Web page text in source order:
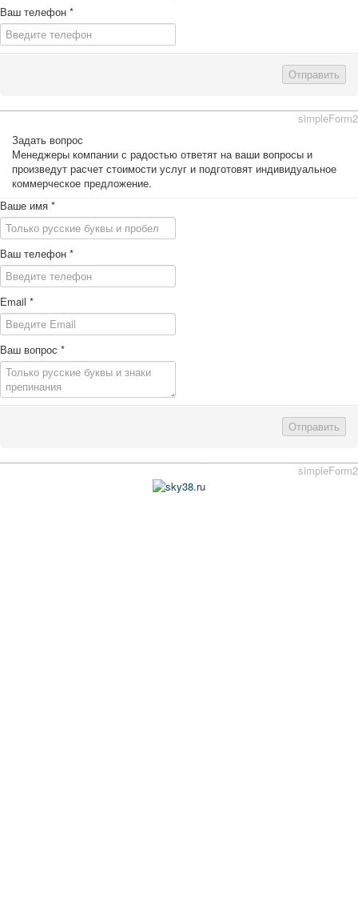
Ваш телефон *
Отправить
simpleForm2
Задать вопрос
Менеджеры компании с радостью ответят на ваши вопросы и
произведут расчет стоимости услуг и подготовят индивидуальное
коммерческое предложение.
Ваше имя *
Ваш телефон *
Email *
Ваш вопрос *
Отправить
simpleForm2